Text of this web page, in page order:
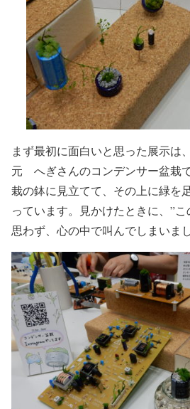
まず最初に面白いと思った展示は
元 へぎさんのコンデンサー盆栽
栽の鉢に見立てて、その上に緑を
っています。見かけたときに、”
思わず、心の中で叫んでしまいまし